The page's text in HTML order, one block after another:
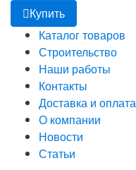
Купить
Каталог товаров
Строительство
Наши работы
Контакты
Доставка и оплата
О компании
Новости
Статьи